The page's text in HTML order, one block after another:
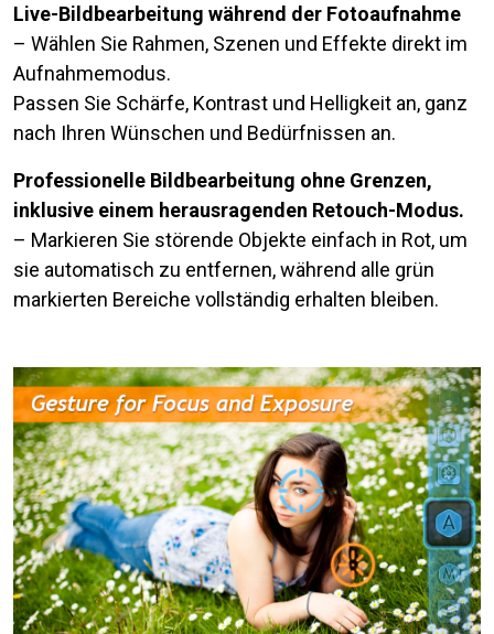
Live-Bildbearbeitung während der Fotoaufnahme
– Wählen Sie Rahmen, Szenen und Effekte direkt im
Aufnahmemodus.
Passen Sie Schärfe, Kontrast und Helligkeit an, ganz
nach Ihren Wünschen und Bedürfnissen an.
Professionelle Bildbearbeitung ohne Grenzen,
inklusive einem herausragenden Retouch-Modus.
– Markieren Sie störende Objekte einfach in Rot, um
sie automatisch zu entfernen, während alle grün
markierten Bereiche vollständig erhalten bleiben.